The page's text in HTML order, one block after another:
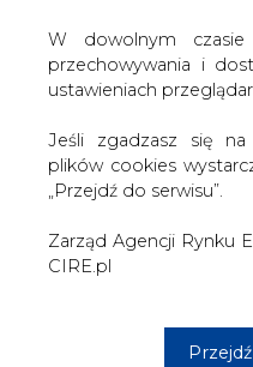
W dowolnym czasie
przechowywania i
ustawieniach
Jeśli zgadzasz się
plików cookies
„Przejdź do serwisu”.
Zarząd Agencji Rynku
CIRE.pl
oddziału Energi SA, z
czasem skutkuje jego
kolejności
części na nowe, bez
Prędzej czy później
z zakładu
#Energetyka
szkoleń treningowych LLM.